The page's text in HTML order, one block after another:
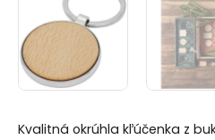
Kvalitná okrúhla kľúčenka z